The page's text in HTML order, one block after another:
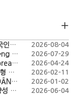
「2027학년도 전기 학부/대학 CNU-ASIA 외국인특별전형 모집요강」 TUYỂN SINH CHƯƠNG TRÌNH CNU-ASIA DÀNH CHO SINH VIÊN QUỐC TẾ HỆ ĐẠI HỌC/ CAO HỌC NĂM 2027 2026-08-04
[경북대학교 2026 해외공관 특별전형] Chương trình tuyển sinh đặc biệt năm 2026 của Đại học Quốc gia Kyungpook (Kyungpook National University) 2026-07-29
[경북대학교-한국국제협력단 Republic of Korea Scholarship Program – Master’s in Agriculture 2026] CHƯƠNG TRÌNH HỌC BỔNG KOICA - KNU 2026 2026-04-24
[한국외국어대학교- 2026학년도 9월 입학 전형 모집요강 ]-THÔNG TIN TUYỂN SINH HỌC KỲ THÁNG 9 NĂM 2026-CHƯƠNG TRÌNH TUYỂN SINH ĐẶC BIỆT DÀNH CHO SINH VIÊN QUỐC TẾ 2026-02-11
외국인 유학생 가이드북 SỔ TAY HƯỚNG DẪN DÀNH CHO DU HỌC SINH HÀN QUỐC 2026-01-02
(2026학년도 KOICA-충남대학교 전문인재 양성 프로그램 모집요강) KOICA-CNU NEXT Fellowship 2026 2026-06-04